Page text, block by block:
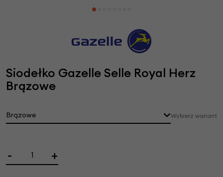
Siodełko Gazelle Selle Royal Herz
Brązowe
Brązowe Wybierz wariant
- +